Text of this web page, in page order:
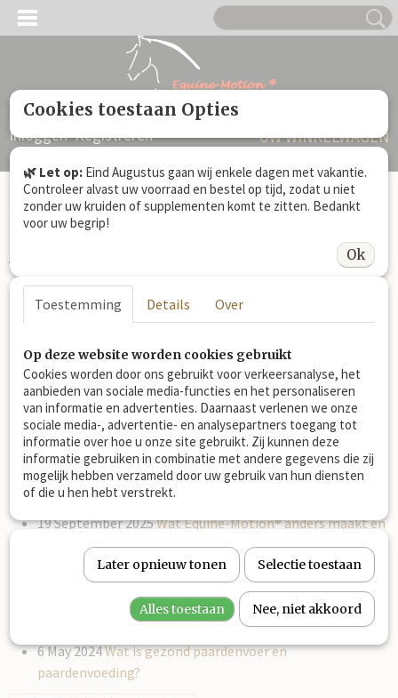
Inloggen Registreren UW WINKELWAGEN
(0)
Home>Berichten> Archief
Archief
8 July 2026Weerstand paard verhogen met kruiden
4 May 2026 Een standaard kruidenmix of kruidenmix op
17 March 2026Wat is het nut van Elektrolyten voeren aan
paarden?
17 February 2026Welke verschillende kruiden
behandelingen bestaan er voor paarden?
30 December 2025Hoe darmen paard ondersteunen en
darmflora herstellen?
10 December 2025Welke verse gedroogde kruiden voor
paarden kopen?
19 September 2025Wat Equine-Motion® anders maakt en
ons onderscheidt?
29 August 2025 Folder PAARDEN KRUIDEN Equine-
12 February 2025 Mestwater bij paarden welke oorzaken
6 May 2024Wat is gezond paardenvoer en
paardenvoeding?
Cookies toestaan Opties
🌿 Let op: Eind Augustus gaan wij enkele dagen met vakantie.
Controleer alvast uw voorraad en bestel op tijd, zodat u niet
zonder uw kruiden of supplementen komt te zitten. Bedankt
voor uw begrip!
Ok
Toestemming Details Over
Op deze website worden cookies gebruikt
Cookies worden door ons gebruikt voor verkeersanalyse, het
aanbieden van sociale media-functies en het personaliseren
van informatie en advertenties. Daarnaast verlenen we onze
sociale media-, advertentie- en analysepartners toegang tot
informatie over hoe u onze site gebruikt. Zij kunnen deze
informatie gebruiken in combinatie met andere gegevens die zij
mogelijk hebben verzameld door uw gebruik van hun diensten
of die u hen hebt verstrekt.
Later opnieuw tonen Selectie toestaan
Alles toestaan Nee, niet akkoord